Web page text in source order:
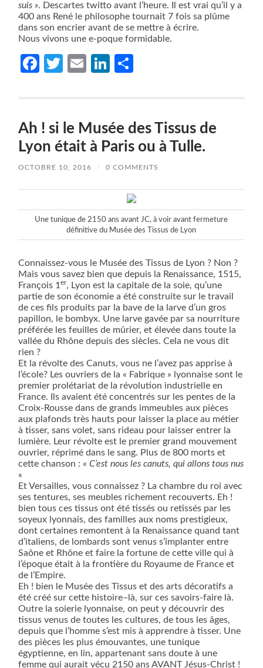
suis ». Descartes twitto avant l’heure. Il est vrai qu’il y a
400 ans René le philosophe tournait 7 fois sa plûme
dans son encrier avant de se mettre à écrire.
Nous vivons une e-poque formidable.
Facebook
Twitter
EmailLinkedIn
Ah ! si le Musée des Tissus de
Lyon était à Paris ou à Tulle.
OCTOBRE 10, 2016 / 0 COMMENTS
Une tunique de 2150 ans avant JC, à voir avant fermeture
définitive du Musée des Tissus de Lyon
Connaissez-vous le Musée des Tissus de Lyon ? Non ?
Mais vous savez bien que depuis la Renaissance, 1515,
François 1er, Lyon est la capitale de la soie, qu’une
partie de son économie a été construite sur le travail
de ces fils produits par la bave de la larve d’un gros
papillon, le bombyx. Une larve gavée par sa nourriture
préférée les feuilles de mûrier, et élevée dans toute la
vallée du Rhône depuis des siècles. Cela ne vous dit
rien ?
Et la révolte des Canuts, vous ne l’avez pas apprise à
l’école? Les ouvriers de la « Fabrique » lyonnaise sont le
premier prolétariat de la révolution industrielle en
France. Ils avaient été concentrés sur les pentes de la
Croix-Rousse dans de grands immeubles aux pièces
aux plafonds très hauts pour laisser la place au métier
à tisser, sans volet, sans rideau pour laisser entrer la
lumière. Leur révolte est le premier grand mouvement
ouvrier, réprimé dans le sang. Plus de 800 morts et
cette chanson : «C’est nous les canuts, qui allons tous nus
«
Et Versailles, vous connaissez ? La chambre du roi avec
ses tentures, ses meubles richement recouverts. Eh !
bien tous ces tissus ont été tissés ou retissés par les
soyeux lyonnais, des familles aux noms prestigieux,
dont certaines remontent à la Renaissance quand tant
d’italiens, de lombards sont venus s’implanter entre
Saône et Rhône et faire la fortune de cette ville qui à
l’époque était à la frontière du Royaume de France et
de l’Empire.
Eh ! bien le Musée des Tissus et des arts décoratifs a
été créé sur cette histoire–là, sur ces savoirs-faire là.
Outre la soierie lyonnaise, on peut y découvrir des
tissus venus de toutes les cultures, de tous les âges,
depuis que l’homme s’est mis à apprendre à tisser. Une
des pièces les plus émouvantes, une tunique
égyptienne, en lin, appartenant sans doute à une
femme qui aurait vécu 2150 ans AVANT Jésus-Christ !